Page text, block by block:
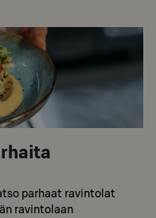
parhaat ravintolat
ravintolaan